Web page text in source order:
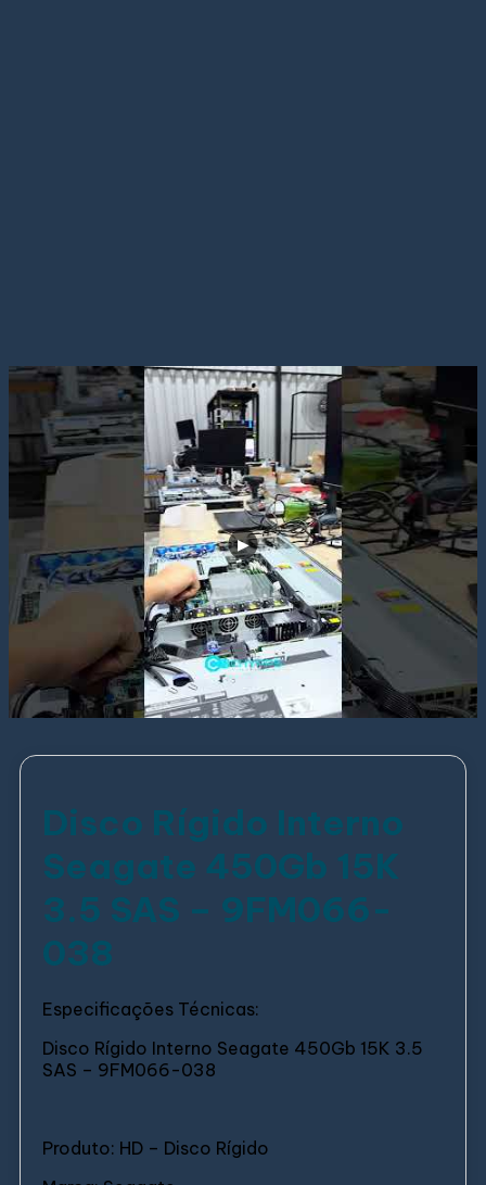
Disco Rígido Interno
Seagate 450Gb 15K
3.5 SAS – 9FM066-
038
Especificações Técnicas:
Disco Rígido Interno Seagate 450Gb 15K 3.5
SAS – 9FM066-038
Produto: HD – Disco Rígido